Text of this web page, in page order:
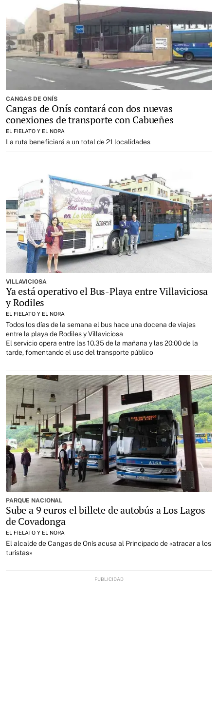
CANGAS DE ONÍS
Cangas de Onís contará con dos nuevas
conexiones de transporte con Cabueñes
EL FIELATO Y EL NORA
La ruta beneficiará a un total de 21 localidades
VILLAVICIOSA
Ya está operativo el Bus-Playa entre Villaviciosa
y Rodiles
EL FIELATO Y EL NORA
Todos los días de la semana el bus hace una docena de viajes
entre la playa de Rodiles y Villaviciosa
El servicio opera entre las 10.35 de la mañana y las 20:00 de la
tarde, fomentando el uso del transporte público
PARQUE NACIONAL
Sube a 9 euros el billete de autobús a Los Lagos
de Covadonga
EL FIELATO Y EL NORA
El alcalde de Cangas de Onís acusa al Principado de «atracar a los
turistas»